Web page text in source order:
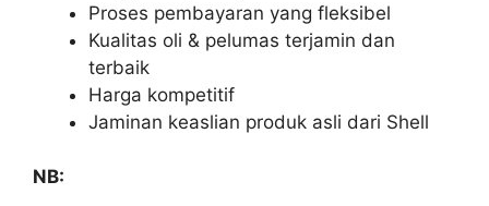
Proses pembayaran yang fleksibel
Kualitas oli & pelumas terjamin dan
terbaik
Harga kompetitif
Jaminan keaslian produk asli dari Shell
NB: